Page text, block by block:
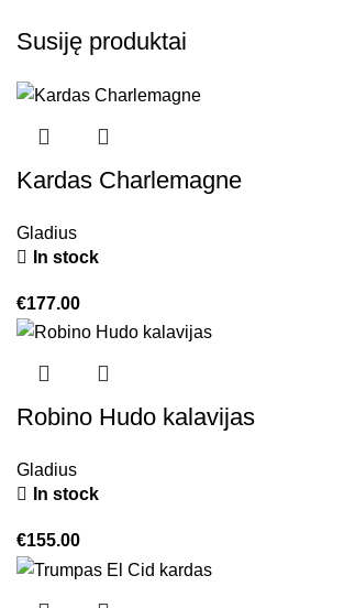
Susiję produktai
Kardas Charlemagne
Gladius
In stock
€177.00
Robino Hudo kalavijas
Gladius
In stock
€155.00